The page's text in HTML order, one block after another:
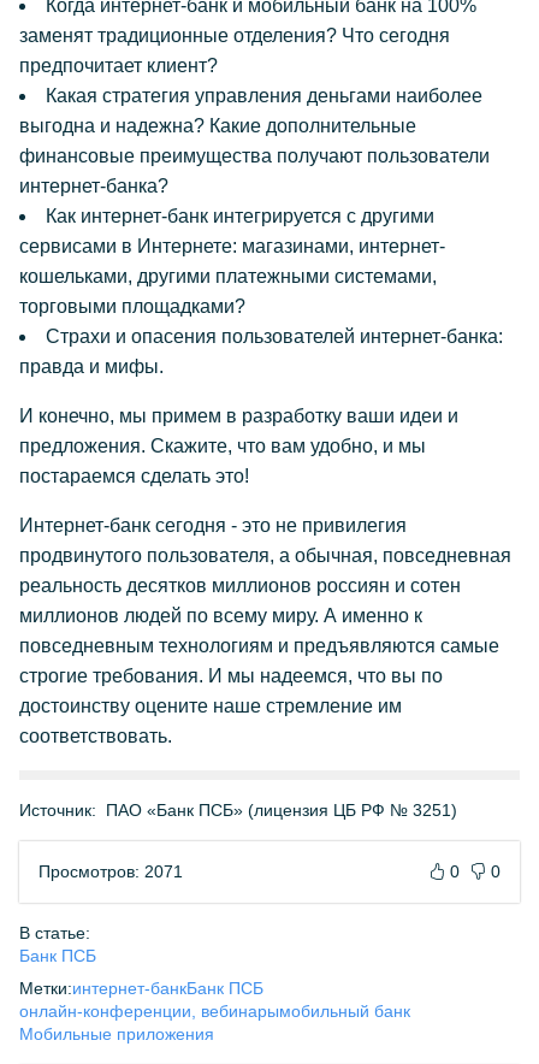
Когда интернет-банк и мобильный банк на 100%
заменят традиционные отделения? Что сегодня
предпочитает клиент?
Какая стратегия управления деньгами наиболее
выгодна и надежна? Какие дополнительные
финансовые преимущества получают пользователи
интернет-банка?
Как интернет-банк интегрируется с другими
сервисами в Интернете: магазинами, интернет-
кошельками, другими платежными системами,
торговыми площадками?
Страхи и опасения пользователей интернет-банка:
правда и мифы.
И конечно, мы примем в разработку ваши идеи и
предложения. Скажите, что вам удобно, и мы
постараемся сделать это!
Интернет-банк сегодня - это не привилегия
продвинутого пользователя, а обычная, повседневная
реальность десятков миллионов россиян и сотен
миллионов людей по всему миру. А именно к
повседневным технологиям и предъявляются самые
строгие требования. И мы надеемся, что вы по
достоинству оцените наше стремление им
соответствовать.
Источник: ПАО «Банк ПСБ» (лицензия ЦБ РФ № 3251)
Просмотров: 2071 0 0
В статье:
Банк ПСБ
Метки:интернет-банкБанк ПСБ
онлайн-конференции, вебинарымобильный банк
Мобильные приложения